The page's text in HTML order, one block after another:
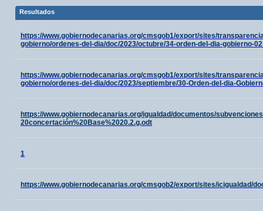
Resultados
https://www.gobiernodecanarias.org/cmsgob1/export/sites/
gobierno/ordenes-del-dia/doc/2023/octubre/34-orden-del-dia-gobierno-
https://www.gobiernodecanarias.org/cmsgob1/export/sites/
gobierno/ordenes-del-dia/doc/2023/septiembre/30-Orden-del-dia-
https://www.gobiernodecanarias.org/igualdad/documentos/
20concertación%20Base%2020.2.g.odt
1
https://www.gobiernodecanarias.org/cmsgob2/export/sites/icigualdad/